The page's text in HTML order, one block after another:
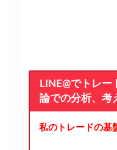
LINE@でトレ
論での分析、考
私のトレードの基